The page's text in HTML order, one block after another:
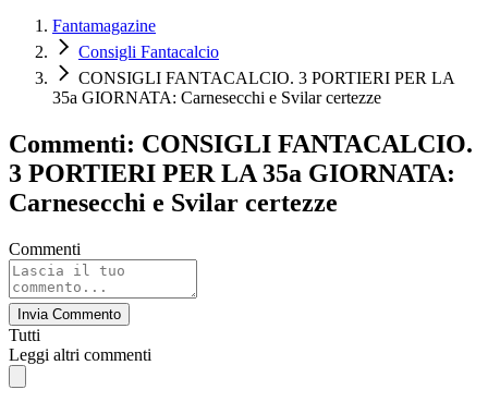
Fantamagazine
Consigli Fantacalcio
CONSIGLI FANTACALCIO. 3 PORTIERI PER LA
35a GIORNATA: Carnesecchi e Svilar certezze
Commenti: CONSIGLI FANTACALCIO.
3 PORTIERI PER LA 35a GIORNATA:
Carnesecchi e Svilar certezze
Commenti
Invia Commento
Tutti
Leggi altri commenti